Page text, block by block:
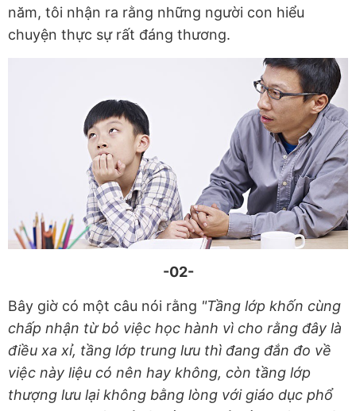
năm, tôi nhận ra rằng những người con hiểu
chuyện thực sự rất đáng thương.
-02-
Bây giờ có một câu nói rằng "Tầng lớp khốn cùng
chấp nhận từ bỏ việc học hành vì cho rằng đây là
điều xa xỉ, tầng lớp trung lưu thì đang đắn đo về
việc này liệu có nên hay không, còn tầng lớp
thượng lưu lại không bằng lòng với giáo dục phổ